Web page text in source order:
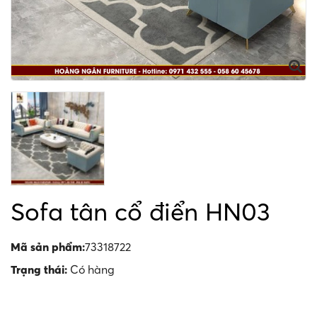
Sofa tân cổ điển HN03
Mã sản phẩm:73318722
Trạng thái: Có hàng